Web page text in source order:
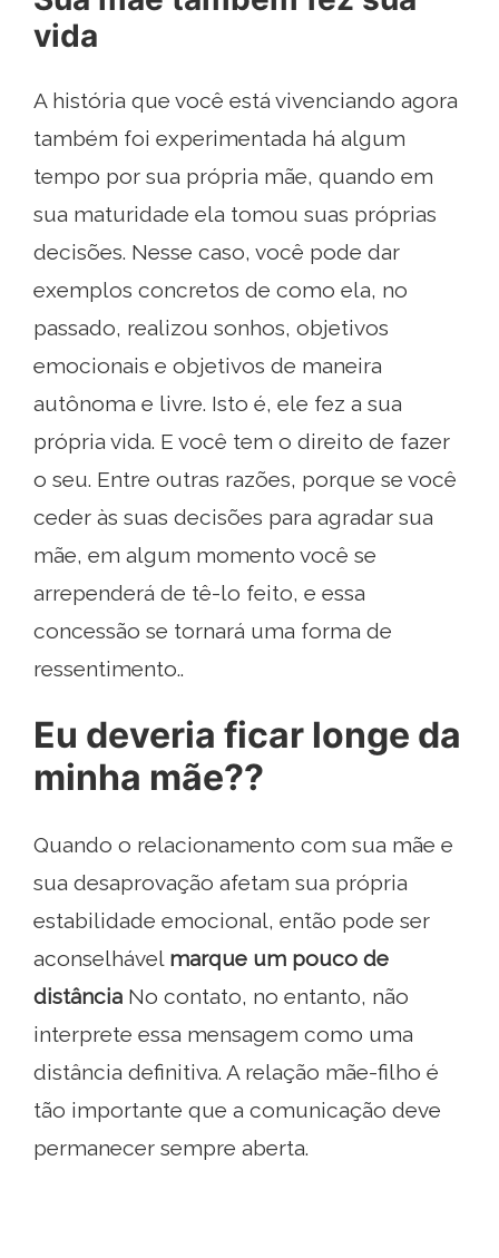
vida
A história que você está vivenciando agora
também foi experimentada há algum
tempo por sua própria mãe, quando em
sua maturidade ela tomou suas próprias
decisões. Nesse caso, você pode dar
exemplos concretos de como ela, no
passado, realizou sonhos, objetivos
emocionais e objetivos de maneira
autônoma e livre. Isto é, ele fez a sua
própria vida. E você tem o direito de fazer
o seu. Entre outras razões, porque se você
ceder às suas decisões para agradar sua
mãe, em algum momento você se
arrependerá de tê-lo feito, e essa
concessão se tornará uma forma de
ressentimento..
Eu deveria ficar longe da
minha mãe??
Quando o relacionamento com sua mãe e
sua desaprovação afetam sua própria
estabilidade emocional, então pode ser
aconselhável marque um pouco de
distância No contato, no entanto, não
interprete essa mensagem como uma
distância definitiva. A relação mãe-filho é
tão importante que a comunicação deve
permanecer sempre aberta.